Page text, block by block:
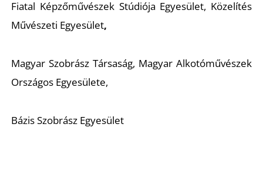
Fiatal Képzőművészek Stúdiója Egyesület, Közelítés
Művészeti Egyesület,
Magyar Szobrász Társaság, Magyar Alkotóművészek
Országos Egyesülete,
Bázis Szobrász Egyesület